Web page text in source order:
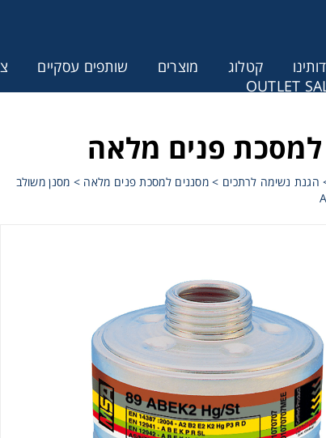
קטלוג מוצרים שותפים עסקיים
OUTLET
למסכת פנים מלאה
הגנת נשימה לרתכים > מסננים למסכת פנים מלאה > מסנן משולב